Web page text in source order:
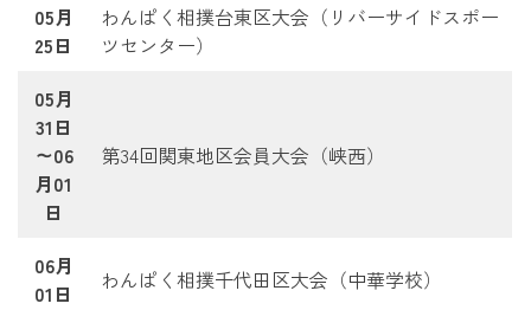
05月
25日
わんぱく相撲台東区大会（リバーサイドスポー
ツセンター）
05月
31日
～06
月01
日
第34回関東地区会員大会（峡西）
06月
01日
わんぱく相撲千代田区大会（中華学校）